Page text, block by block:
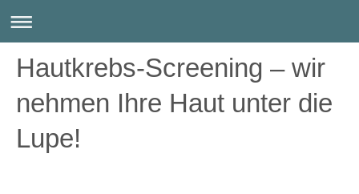
Hautkrebs-Screening – wir
nehmen Ihre Haut unter die
Lupe!